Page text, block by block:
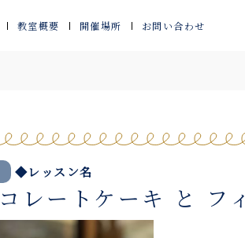
教室概要 開催場所 お問い合わせ
◆レッスン名
レートケーキ と フ